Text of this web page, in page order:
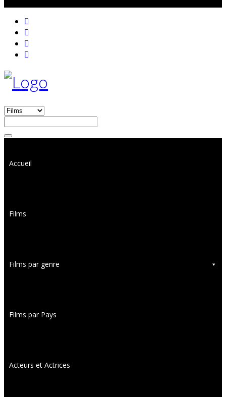
Accueil
Films
Films par genre
Films par Pays
Acteurs et Actrices